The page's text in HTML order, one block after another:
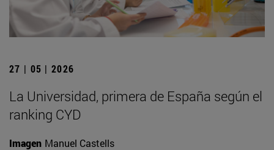
27 | 05 | 2026
La Universidad, primera de España según el
ranking CYD
Imagen Manuel Castells